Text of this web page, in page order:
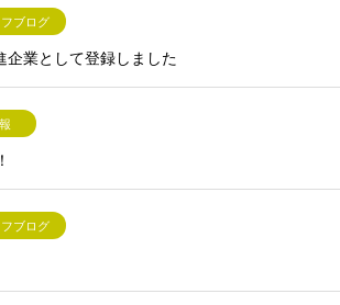
ブログ
企業として登録しました
ブログ